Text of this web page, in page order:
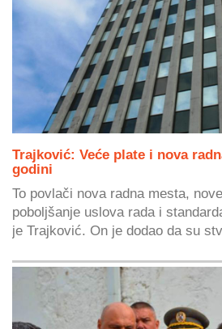
Trajković: Veće plate i nova
godini
To povlači nova radna mesta,
poboljšanje uslova rada i
je Trajković. On je dodao da su